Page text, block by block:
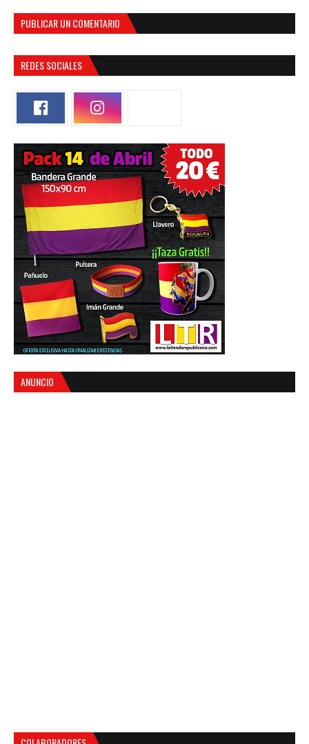
PUBLICAR UN COMENTARIO
REDES SOCIALES
ANUNCIO